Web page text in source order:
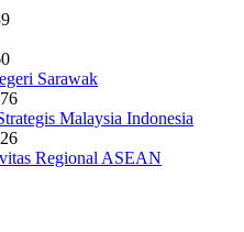
Sarawak
Malaysia Indonesia
Regional ASEAN